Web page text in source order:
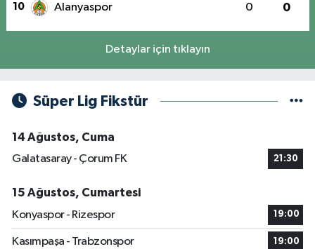
10 Alanyaspor 0 0
Detaylar için tıklayın
Süper Lig Fikstür
14 Ağustos, Cuma
Galatasaray - Çorum FK
21:30
15 Ağustos, Cumartesi
Konyaspor - Rizespor
19:00
Kasımpaşa - Trabzonspor 19:00